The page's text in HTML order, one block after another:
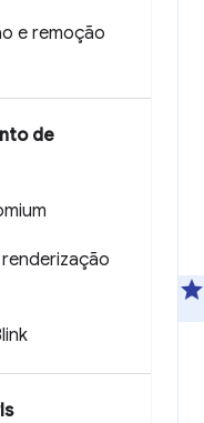
e remoção
de